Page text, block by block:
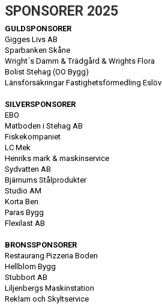
SPONSORER 2025
GULDSPONSORER
Gigges Livs AB
Sparbanken Skåne
Wright´s Damm & Trädgård & Wrights Flora
Bolist Stehag (OO Bygg)
Länsförsäkringar Fastighetsförmedling Eslöv
SILVERSPONSORER
EBO
Matboden i Stehag AB
Fiskekompaniet
LC Mek
Henriks mark & maskinservice
Sydvatten AB
Bjärnums Stålprodukter
Studio AM
Korta Ben
Paras Bygg
Flexilast AB
BRONSSPONSORER
Restaurang Pizzeria Boden
Hellblom Bygg
Stubbort AB
Liljenbergs Maskinstation
Reklam och Skyltservice